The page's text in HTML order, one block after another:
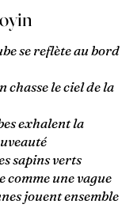
se reflète au bord
chasse le ciel de la
exhalent la
sapins verts
comme une vague
jouent ensemble